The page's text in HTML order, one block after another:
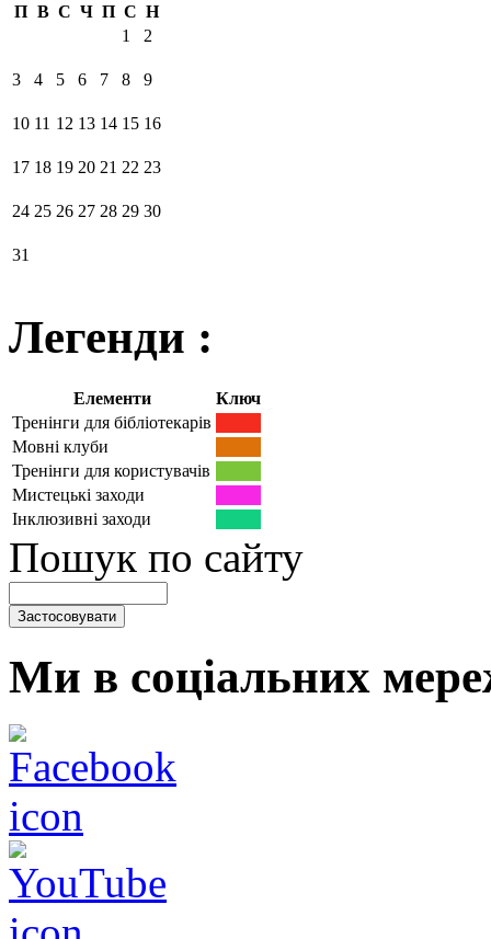
П В С Ч П С Н
1
2
3 4 5 6 7 8 9
10 11 12 13 14 15 16
17 18 19 20 21 22 23
24 25 26 27 28 29 30
31
Легенди :
Елементи
Ключ
Тренінги для бібліотекарів
Мовні клуби
Тренінги для користувачів
Мистецькі заходи
Інклюзивні заходи
Пошук по сайту
Ми в соціальних